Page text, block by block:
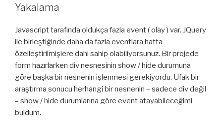
Yakalama
Javascript tarafında oldukça fazla event ( olay ) var. JQuery
ile birleştiğinde daha da fazla eventlara hatta
özelleştirilmişlere dahi sahip olabiliyorsunuz. Bir projede
form hazırlarken div nesnesinin show / hide durumuna
göre başka bir nesnenin işlenmesi gerekiyordu. Ufak bir
araştırma sonucu herhangi bir nesnenin – sadece div değil
– show / hide durumlarına göre event atayabileceğimi
buldum.